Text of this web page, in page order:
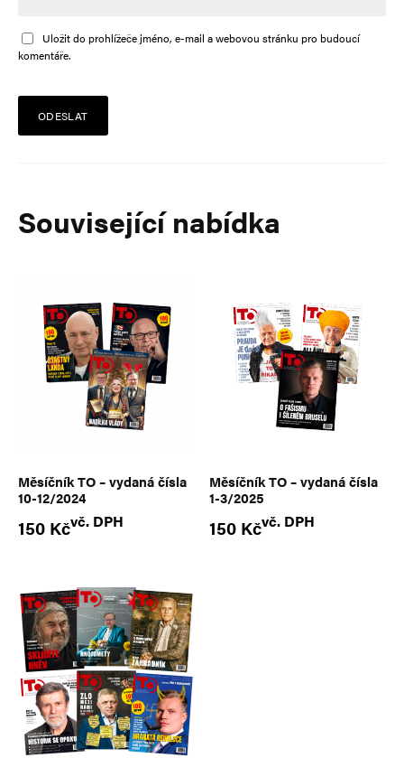
Uložit do prohlížeče jméno, e-mail a webovou stránku pro budoucí
komentáře.
Související nabídka
Měsíčník TO – vydaná čísla
10-12/2024
150 Kčvč. DPH
Měsíčník TO – vydaná čísla
1-3/2025
150 Kčvč. DPH